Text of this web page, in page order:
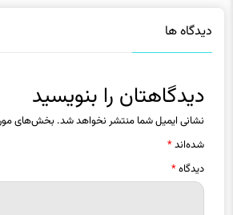
دیدگاه ها
دیدگاهتان را بنویسید
نشانی ایمیل شما منتشر نخواهد شد. بخش‌های
شده‌اند*
دیدگاه*